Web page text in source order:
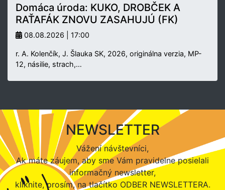
Domáca úroda: KUKO, DROBČEK A
RAŤAFÁK ZNOVU ZASAHUJÚ (FK)
08.08.2026 | 17:00
r. A. Kolenčík, J. Šlauka SK, 2026, originálna verzia, MP-
12, násilie, strach,…
NEWSLETTER
Vážení návštevníci,
Ak máte záujem, aby sme Vám pravidelne posielali
informačný newsletter,
kliknite, prosím, na tlačítko ODBER NEWSLETTERA.